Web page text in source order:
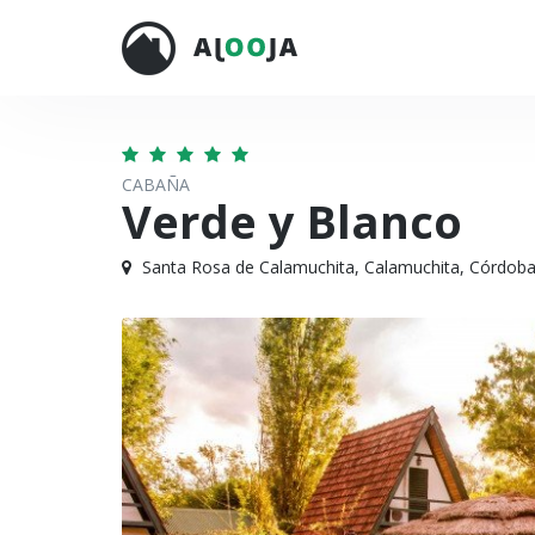
CABAÑA
Verde y Blanco
Santa Rosa de Calamuchita, Calamuchita, Córdoba